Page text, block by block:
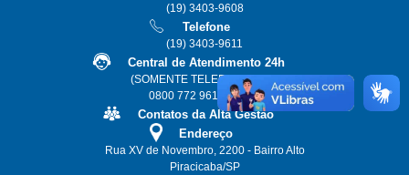
(19) 3403-9608
Telefone
(19) 3403-9611
Central de Atendimento 24h
(SOMENTE TELEFONE FIXO)
0800 772 9611 ou 115
Contatos da Alta Gestão
Endereço
Rua XV de Novembro, 2200 - Bairro Alto
Piracicaba/SP